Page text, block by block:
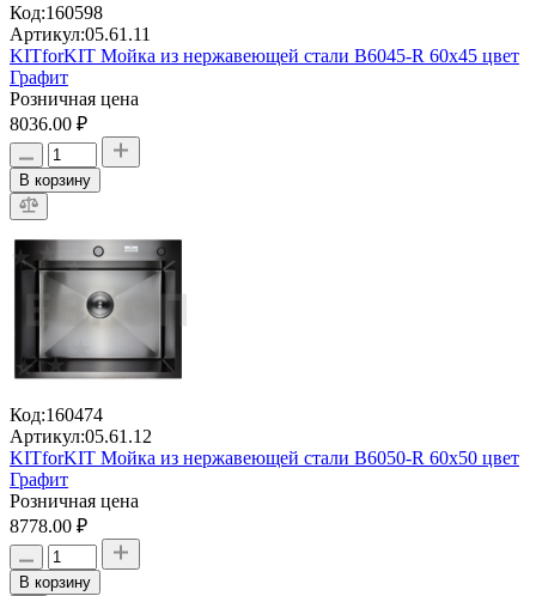
Код:160598
Артикул:05.61.11
KITforKIT Мойка из нержавеющей стали В6045-R 60х45 цвет
Графит
Розничная цена
8036.00 ₽
В корзину
Код:160474
Артикул:05.61.12
KITforKIT Мойка из нержавеющей стали В6050-R 60х50 цвет
Графит
Розничная цена
8778.00 ₽
В корзину